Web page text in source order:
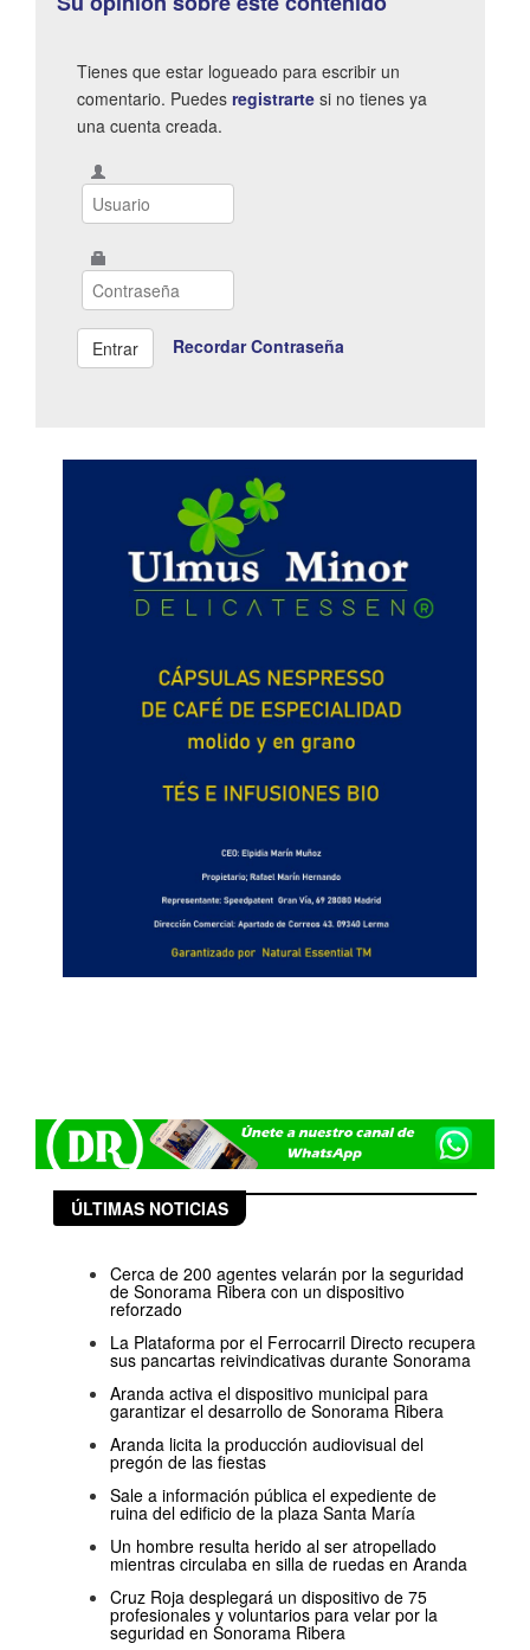
Tienes que estar logueado para escribir un
comentario. Puedes registrarte si no tienes ya
una cuenta creada.
Recordar Contraseña
ÚLTIMAS NOTICIAS
Cerca de 200 agentes velarán por la seguridad
de Sonorama Ribera con un dispositivo
reforzado
La Plataforma por el Ferrocarril Directo recupera
sus pancartas reivindicativas durante Sonorama
Aranda activa el dispositivo municipal para
garantizar el desarrollo de Sonorama Ribera
Aranda licita la producción audiovisual del
pregón de las fiestas
Sale a información pública el expediente de
ruina del edificio de la plaza Santa María
Un hombre resulta herido al ser atropellado
mientras circulaba en silla de ruedas en Aranda
Cruz Roja desplegará un dispositivo de 75
profesionales y voluntarios para velar por la
seguridad en Sonorama Ribera